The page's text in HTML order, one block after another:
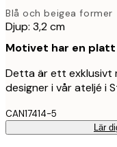
Blå och beigea former
Djup: 3,2 cm
Motivet har en
Detta är ett exklusivt
designer i vår ateljé i
CAN17414-5
Lär